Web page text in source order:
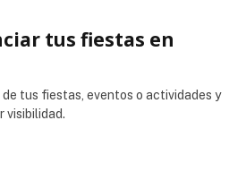
tus fiestas en
tus fiestas, eventos o actividades y
visibilidad.